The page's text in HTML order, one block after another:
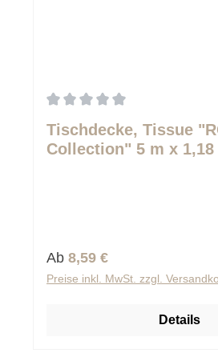
Tischdecke, Tissue
Collection" 5 m x
Regulärer Preis:
Ab 8,59 €
Preise inkl. MwSt. zzgl.
Details